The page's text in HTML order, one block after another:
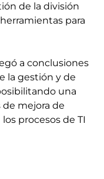
de la división
para
a conclusiones
la gestión y de
una
de mejora de
procesos de TI